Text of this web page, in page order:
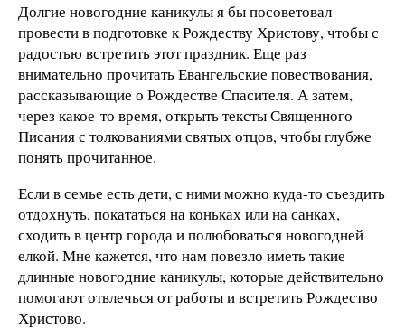
Долгие новогодние каникулы я бы посоветовал
провести в подготовке к Рождеству Христову, чтобы с
радостью встретить этот праздник. Еще раз
внимательно прочитать Евангельские повествования,
рассказывающие о Рождестве Спасителя. А затем,
через какое-то время, открыть тексты Священного
Писания с толкованиями святых отцов, чтобы глубже
понять прочитанное.
Если в семье есть дети, с ними можно куда-то съездить
отдохнуть, покататься на коньках или на санках,
сходить в центр города и полюбоваться новогодней
елкой. Мне кажется, что нам повезло иметь такие
длинные новогодние каникулы, которые действительно
помогают отвлечься от работы и встретить Рождество
Христово.